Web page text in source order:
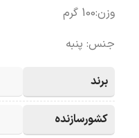
وزن:100 گرم
جنس: پنبه
برند
کشورسازنده